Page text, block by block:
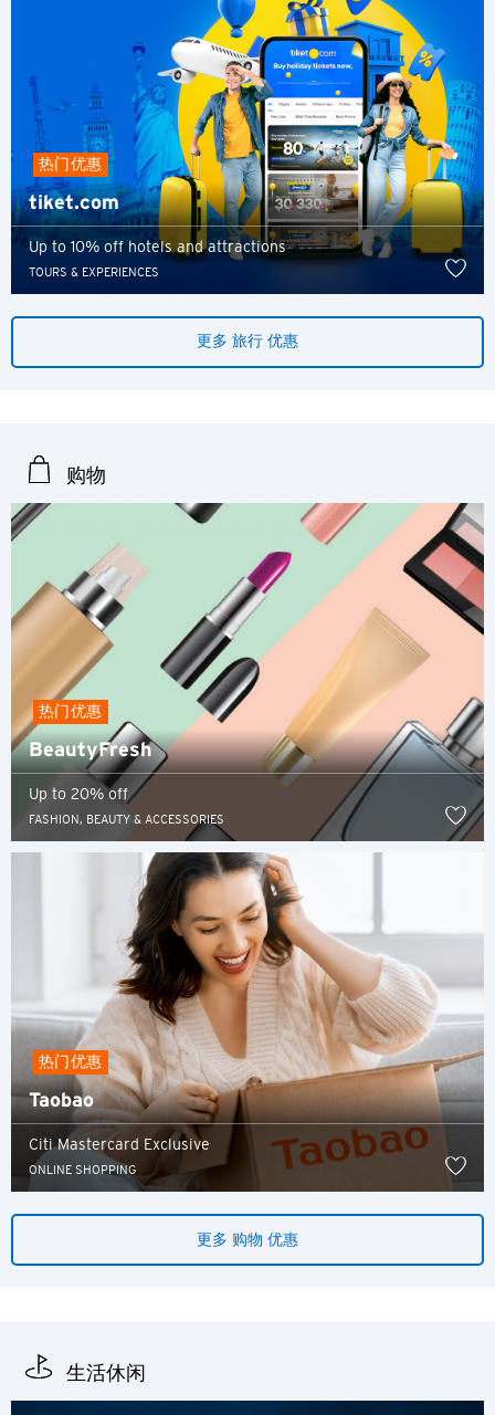
热门优惠
tiket.com
Up to 10% off hotels and attractions
TOURS & EXPERIENCES
更多 旅行 优惠
购物
热门优惠
BeautyFresh
Up to 20% off
FASHION, BEAUTY & ACCESSORIES
热门优惠
Taobao
Citi Mastercard Exclusive
ONLINE SHOPPING
更多 购物 优惠
生活休闲
选择语言
人气
人气
曼谷, 泰国
新加坡
香港
香港岛, 香港
K
九龙, 香港
新界, 香港
新加坡
所有语言
English
繁體中文(TW)